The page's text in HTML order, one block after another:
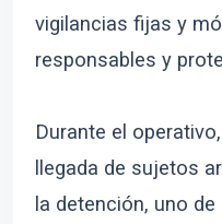
vigilancias fijas y
responsables y
Durante el
llegada de sujetos
la detención, uno